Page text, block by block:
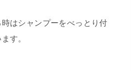
はシャンプーをべっとり付
す。